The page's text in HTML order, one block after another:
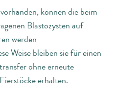
können die beim
Blastozysten auf
werden
Weise bleiben sie für einen
ohne erneute
erhalten.